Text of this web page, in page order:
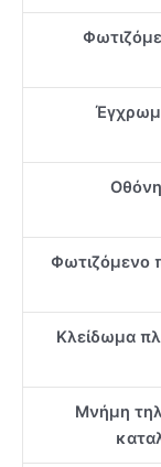
Φωτιζόμενο
Κλείδωμα
Μνήμη